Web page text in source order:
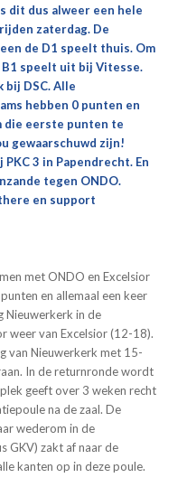
dit dus alweer een hele
zaterdag. De
de D1 speelt thuis. Om
speelt uit bij Vitesse.
bij DSC. Alle
hebben 0 punten en
die eerste punten te
gewaarschuwd zijn!
3 in Papendrecht. En
tegen ONDO.
en support
met ONDO en Excelsior
en allemaal een keer
Nieuwerkerk in de
weer van Excelsior (12-18).
van Nieuwerkerk met 15-
In de returnronde wordt
geeft over 3 weken recht
na de zaal. De
wederom in de
GKV) zakt af naar de
kanten op in deze poule.